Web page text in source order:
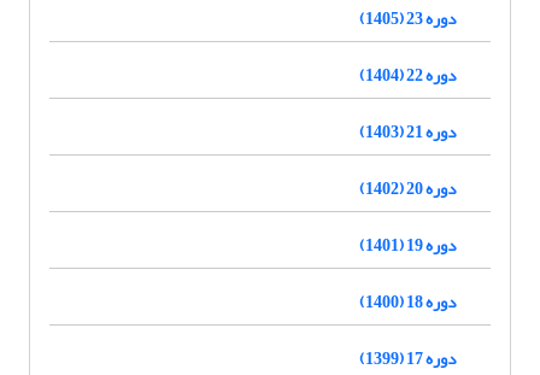
دوره 23 (1405)
دوره 22 (1404)
دوره 21 (1403)
دوره 20 (1402)
دوره 19 (1401)
دوره 18 (1400)
دوره 17 (1399)